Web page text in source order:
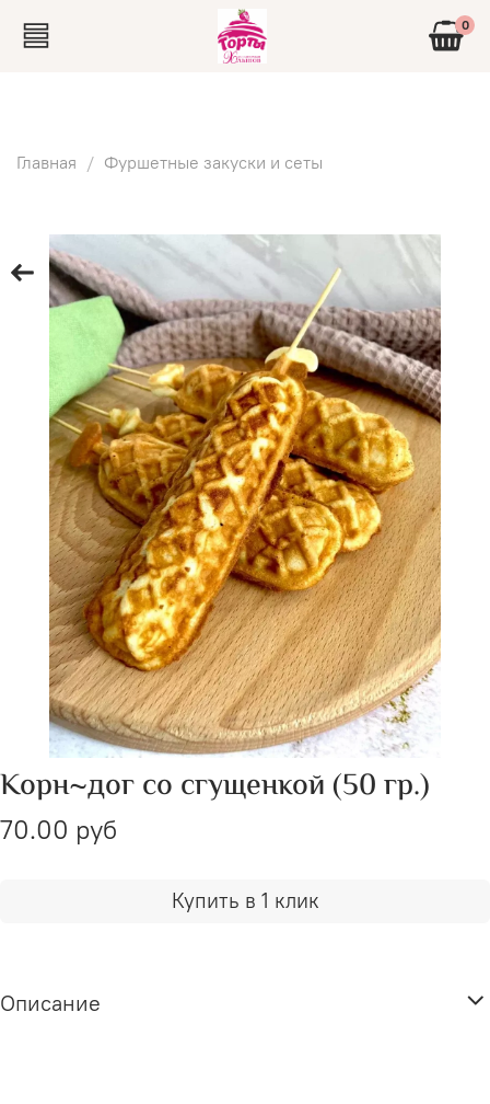
0
Главная Фуршетные закуски и сеты
Корн~дог со сгущенкой (50 гр.)
70.00 руб
Купить в 1 клик
Описание